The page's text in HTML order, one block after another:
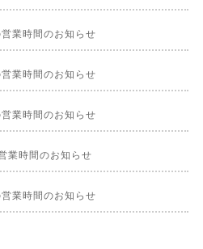
業時間のお知らせ
業時間のお知らせ
業時間のお知らせ
業時間のお知らせ
業時間のお知らせ